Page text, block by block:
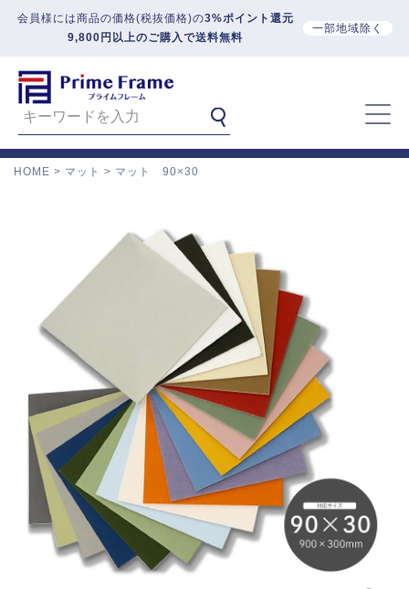
会員様には商品の価格(税抜価格)の3%ポイント還元
9,800円以上のご購入で送料無料
一部地域除く
HOME マット マット 90×30